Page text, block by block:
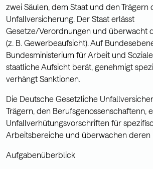
zwei Säulen, dem Staat und den Trägern
Unfallversicherung. Der Staat erlässt
Gesetze/Verordnungen und überwacht
(z. B. Gewerbeaufsicht). Auf
Bundesministerium für Arbeit und
staatliche Aufsicht berät, genehmigt
verhängt Sanktionen.
Die Deutsche Gesetzliche
Trägern, den Berufsgenossenschaftenn,
Unfallverhütungsvorschriften für
Arbeitsbereiche und überwachen deren
Aufgabenüberblick